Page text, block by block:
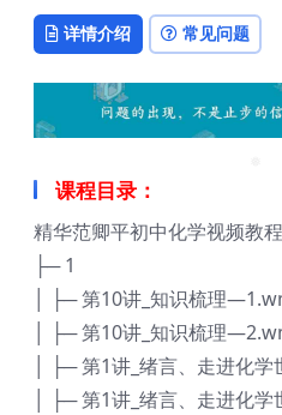
❅
详情介绍 常见问题
课程目录：
精华范卿平初中化学视频教
├─ 1
│ ├─ 第10讲_知识梳理
│ ├─ 第10讲_知识梳理
│ ├─ 第1讲_绪言、走进化
│ ├─ 第1讲_绪言、走进化